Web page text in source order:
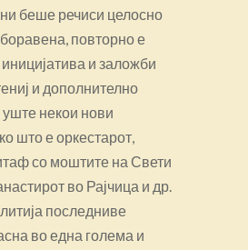
беше речиси целосно
повторно е
и заложби
и дополнително
уште некои нови
што е оркестарот,
со моштите на Свети
во Рајчица и др.
последниве
во една голема и